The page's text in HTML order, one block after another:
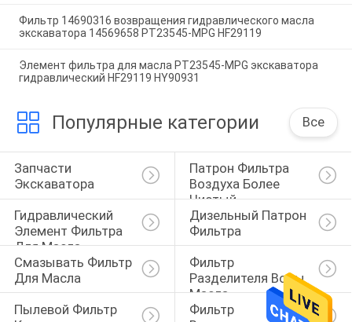
Фильтр 14690316 возвращения гидравлического масла
экскаватора 14569658 PT23545-MPG HF29119
Элемент фильтра для масла PT23545-MPG экскаватора
гидравлический HF29119 HY90931
Популярные категории Все
Запчасти
Экскаватора
Патрон Фильтра
Воздуха Более
Чистый
Гидравлический
Элемент Фильтра
Для Масла
Дизельный Патрон
Фильтра
Смазывать Фильтр
Для Масла
Фильтр
Разделителя Воды
Масла
Пылевой Фильтр
Фильтр